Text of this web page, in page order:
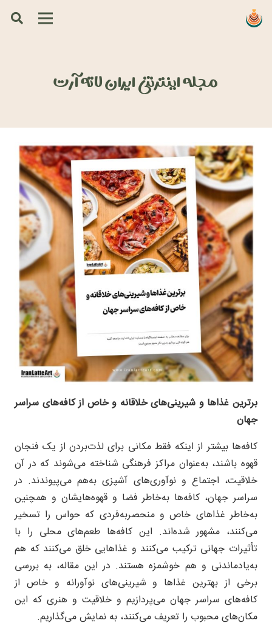
مجله اینترنتی ایران لاته آرت
برترین غذاها و شیرینی‌های خلاقانه و خاص از کافه‌های سراسر
جهان
کافه‌ها بیشتر از اینکه فقط مکانی برای لذت‌بردن از یک فنجان
قهوه باشند، به‌عنوان مراکز فرهنگی شناخته می‌شوند که در آن
خلاقیت، اجتماع و نوآوری‌های آشپزی به‌هم می‌پیوندند. در
سراسر جهان، کافه‌ها به‌خاطر فضا و قهوه‌هایشان و همچنین
به‌خاطر غذاهای خاص و منحصربه‌فردی که حواس را تسخیر
می‌کنند، مشهور شده‌اند. این کافه‌ها طعم‌های محلی را با
تأثیرات جهانی ترکیب می‌کنند و غذاهایی خلق می‌کنند که هم
به‌یادماندنی و هم خوشمزه هستند. در این مقاله، به بررسی
برخی از بهترین غذاها و شیرینی‌های نوآورانه و خاص از
کافه‌های سراسر جهان می‌پردازیم و خلاقیت و هنری که این
مکان‌های محبوب را تعریف می‌کنند، به نمایش می‌گذاریم.